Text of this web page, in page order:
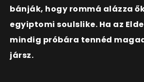
bánják, hogy rommá alázza
egyiptomi soulslike. Ha az
mindig próbára tennéd
jársz.